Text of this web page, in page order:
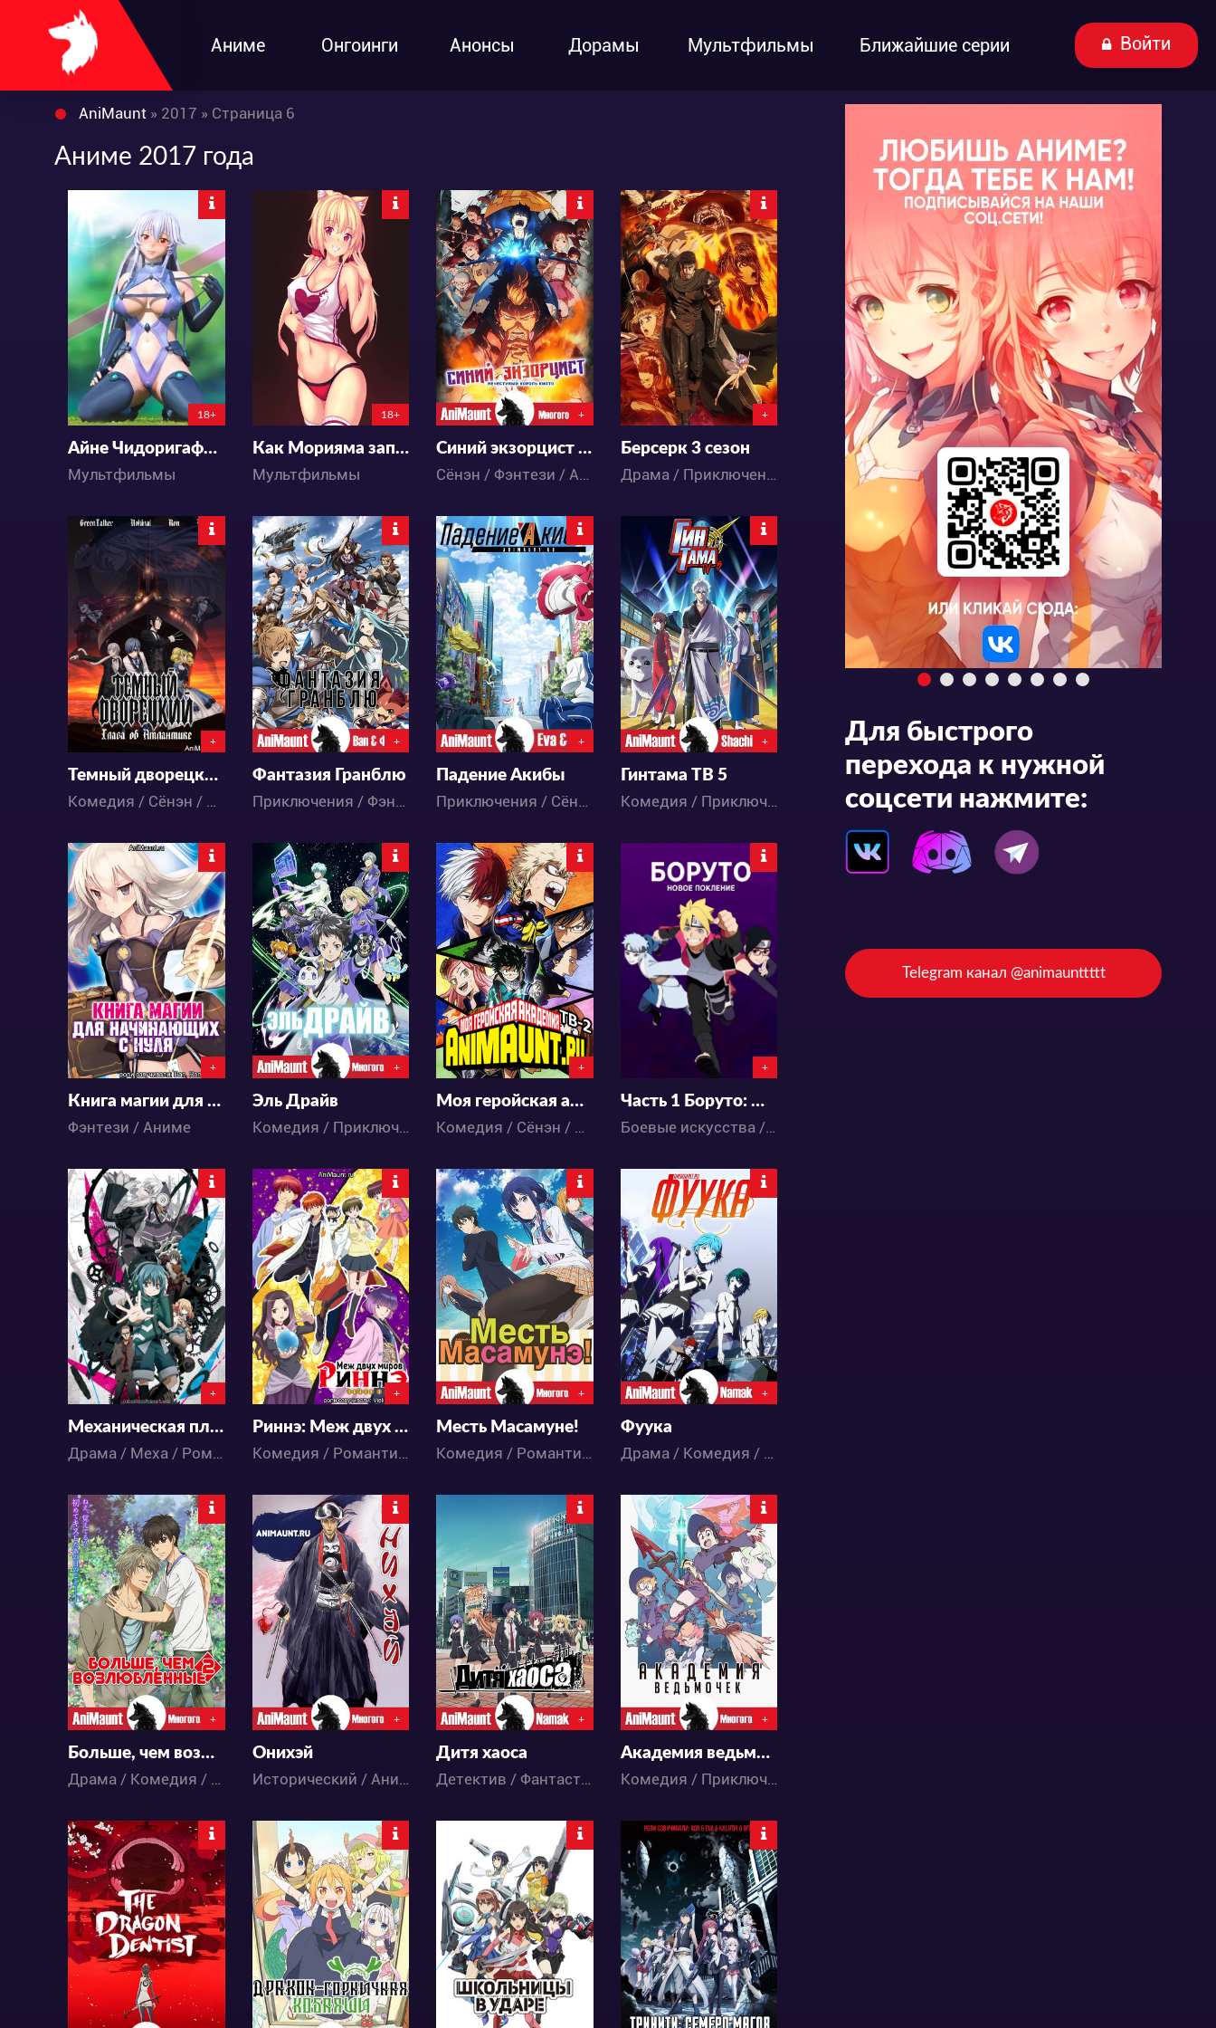
Аниме Онгоинги Анонсы Дорамы Мультфильмы Ближайшие серии Войти
AniMaunt » 2017 » Страница 6
Аниме 2017 года
2567
0
18+
Айне Чидоригафучи
Мультфильмы
3457
0
18+
Как Морияма заполучил президента студсовета
Мультфильмы
93962
10 172
+
Синий экзорцист 2 сезон
Сёнэн / Фэнтези / Аниме
117805
17 81
+
Берсерк 3 сезон
Драма / Приключения / Ужасы / Фэнтези / Аниме
38907
3 58
+
Темный дворецкий: Глава об Атлантике
Комедия / Сёнэн / Фэнтези / Аниме
44147
5 35
+
Фантазия Гранблю
Приключения / Фэнтези / Аниме
21395
0 12
+
Падение Акибы
Приключения / Сёнэн / Этти / Аниме
99036
7 76
+
Гинтама ТВ 5
Комедия / Приключения / Аниме
69677
19 114
+
Книга магии для начинающих с нуля
Фэнтези / Аниме
13882
0 5
+
Эль Драйв
Комедия / Приключения / Сёнэн / Фантастика / Аниме
390023
56 939
+
Моя геройская академия 2 сезон
Комедия / Сёнэн / Школа / Аниме
1515111
1 421 4520
+
Часть 1 Боруто: Новое поколение Наруто
Боевые искусства / Приключения / Сёнэн / Экшен / Аниме
37332
2 43
+
Механическая планета
Драма / Меха / Романтика / Фэнтези / Аниме
10178
1 6
+
Риннэ: Меж двух миров 3 сезон
Комедия / Романтика / Сёнэн / Аниме
38544
8 251
+
Месть Масамуне!
Комедия / Романтика / Сёнэн / Школа / Аниме
23872
5 26
+
Фуука
Драма / Комедия / Романтика / Сёнэн / Школа / Этти / Аниме
95008
3 483
+
Больше, чем возлюбленные 2
Драма / Комедия / Романтика / Сёнэн-ай / Аниме
17855
0 7
+
Онихэй
Исторический / Аниме
26475
3 13
+
Дитя хаоса
Детектив / Фантастика / Аниме
27949
4 42
+
Академия ведьмочек
Комедия / Приключения / Фэнтези / Школа / Аниме
15210
2 7
38203
22 164
11911
2 5
53154
5 270
Для быстрого
перехода к нужной
соцсети нажмите:
Telegram канал @animaunttttt